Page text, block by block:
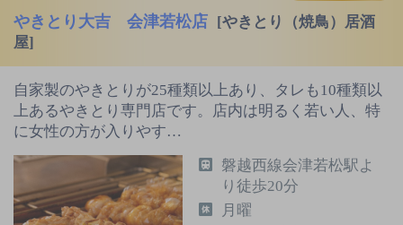
やきとり大吉 会津若松店
[やきとり（焼鳥）居酒
屋]
自家製のやきとりが25種類以上あり、タレも10種類以
上あるやきとり専門店です。店内は明るく若い人、特
に女性の方が入りやす…
磐越西線会津若松駅よ
り徒歩20分
月曜